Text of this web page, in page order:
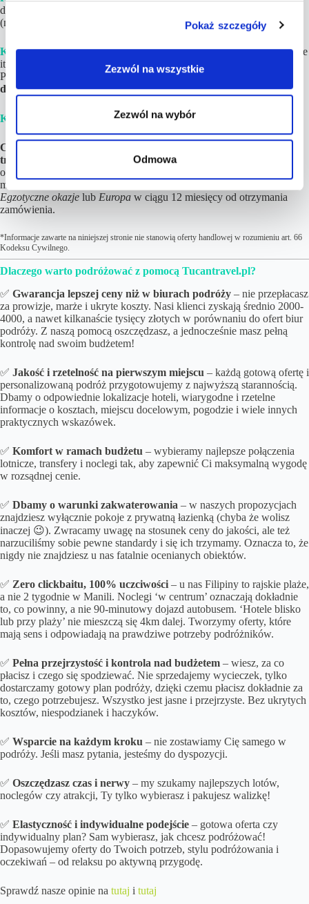
Pokaż szczegóły
Zezwól na wszystkie
Zezwól na wybór
Odmowa
do rezerwacji. Zwykle
(maksymalnie do 12 godzin).
Krok 3. Dokonaj rezerwacjiposzczególnych elementów (loty, hotele
itd.)
na podstawie linków
i opisów znajdujących się w Planie
Podróży. Jeśli tylko chcesz,noclegi możesz opłacić nawet do kilku
dni przed wylotem!
Krok 4. Ciesz się z nadchodzących wakacji! 😉
Cena podróży znacznie wzrosła od wskazanej w ofercie? Nic nie
tracisz!
Możesz zwrócić się z prośbą o zwrot w ciągu 3 dni od
otrzymania szczegółów z linkami do rezerwacji lub wykorzystać
możliwość bezpłatnego wyboru dowolnej oferty z kategorii
Egzotyczne okazje lub Europa w ciągu 12 miesięcy od otrzymania
zamówienia.
*Informacje zawarte na niniejszej stronie nie stanowią oferty handlowej w rozumieniu art. 66
Kodeksu Cywilnego.
Dlaczego warto podróżować z pomocą Tucantravel.pl?
✅ Gwarancja lepszej ceny niż w biurach podróży – nie przepłacasz
za prowizje, marże i ukryte koszty. Nasi klienci zyskają średnio 2000-
4000, a nawet kilkanaście tysięcy złotych w porównaniu do ofert biur
podróży. Z naszą pomocą oszczędzasz, a jednocześnie masz pełną
kontrolę nad swoim budżetem!
✅ Jakość i rzetelność na pierwszym miejscu – każdą gotową ofertę i
personalizowaną podróż przygotowujemy z najwyższą starannością.
Dbamy o odpowiednie lokalizacje hoteli, wiarygodne i rzetelne
informacje o kosztach, miejscu docelowym, pogodzie i wiele innych
praktycznych wskazówek.
✅ Komfort w ramach budżetu – wybieramy najlepsze połączenia
lotnicze, transfery i noclegi tak, aby zapewnić Ci maksymalną wygodę
w rozsądnej cenie.
✅ Dbamy o warunki zakwaterowania – w naszych propozycjach
znajdziesz wyłącznie pokoje z prywatną łazienką (chyba że wolisz
inaczej 😉). Zwracamy uwagę na stosunek ceny do jakości, ale też
narzuciliśmy sobie pewne standardy i się ich trzymamy. Oznacza to, że
nigdy nie znajdziesz u nas fatalnie ocenianych obiektów.
✅ Zero clickbaitu, 100% uczciwości – u nas Filipiny to rajskie plaże,
a nie 2 tygodnie w Manili. Noclegi ‘w centrum’ oznaczają dokładnie
to, co powinny, a nie 90-minutowy dojazd autobusem. ‘Hotele blisko
lub przy plaży’ nie mieszczą się 4km dalej. Tworzymy oferty, które
mają sens i odpowiadają na prawdziwe potrzeby podróżników.
✅ Pełna przejrzystość i kontrola nad budżetem – wiesz, za co
płacisz i czego się spodziewać. Nie sprzedajemy wycieczek, tylko
dostarczamy gotowy plan podróży, dzięki czemu płacisz dokładnie za
to, czego potrzebujesz. Wszystko jest jasne i przejrzyste. Bez ukrytych
kosztów, niespodzianek i haczyków.
✅ Wsparcie na każdym kroku – nie zostawiamy Cię samego w
podróży. Jeśli masz pytania, jesteśmy do dyspozycji.
✅ Oszczędzasz czas i nerwy – my szukamy najlepszych lotów,
noclegów czy atrakcji, Ty tylko wybierasz i pakujesz walizkę!
✅ Elastyczność i indywidualne podejście – gotowa oferta czy
indywidualny plan? Sam wybierasz, jak chcesz podróżować!
Dopasowujemy oferty do Twoich potrzeb, stylu podróżowania i
oczekiwań – od relaksu po aktywną przygodę.
Sprawdź nasze opinie na tutaj i tutaj